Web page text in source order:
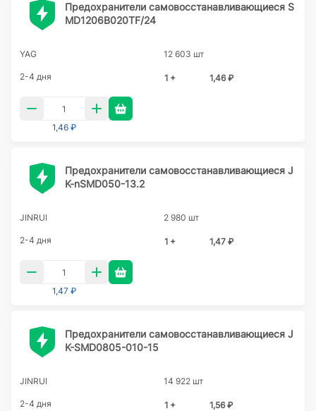
Предохранители самовосстанавливающиеся S
MD1206B020TF/24
YAG 12 603 шт
2-4 дня 1 + 1,46 ₽
1,46 ₽
Предохранители самовосстанавливающиеся J
K-nSMD050-13.2
JINRUI 2 980 шт
2-4 дня 1 + 1,47 ₽
1,47 ₽
Предохранители самовосстанавливающиеся J
K-SMD0805-010-15
JINRUI 14 922 шт
2-4 дня 1 + 1,56 ₽